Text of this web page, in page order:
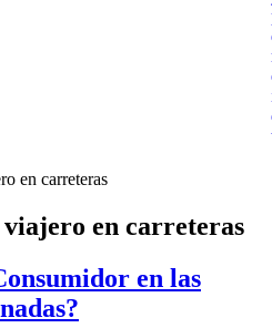
en carreteras
viajero en carreteras
en las